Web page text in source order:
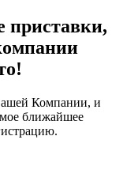
приставки,
Компании, и
ближайшее